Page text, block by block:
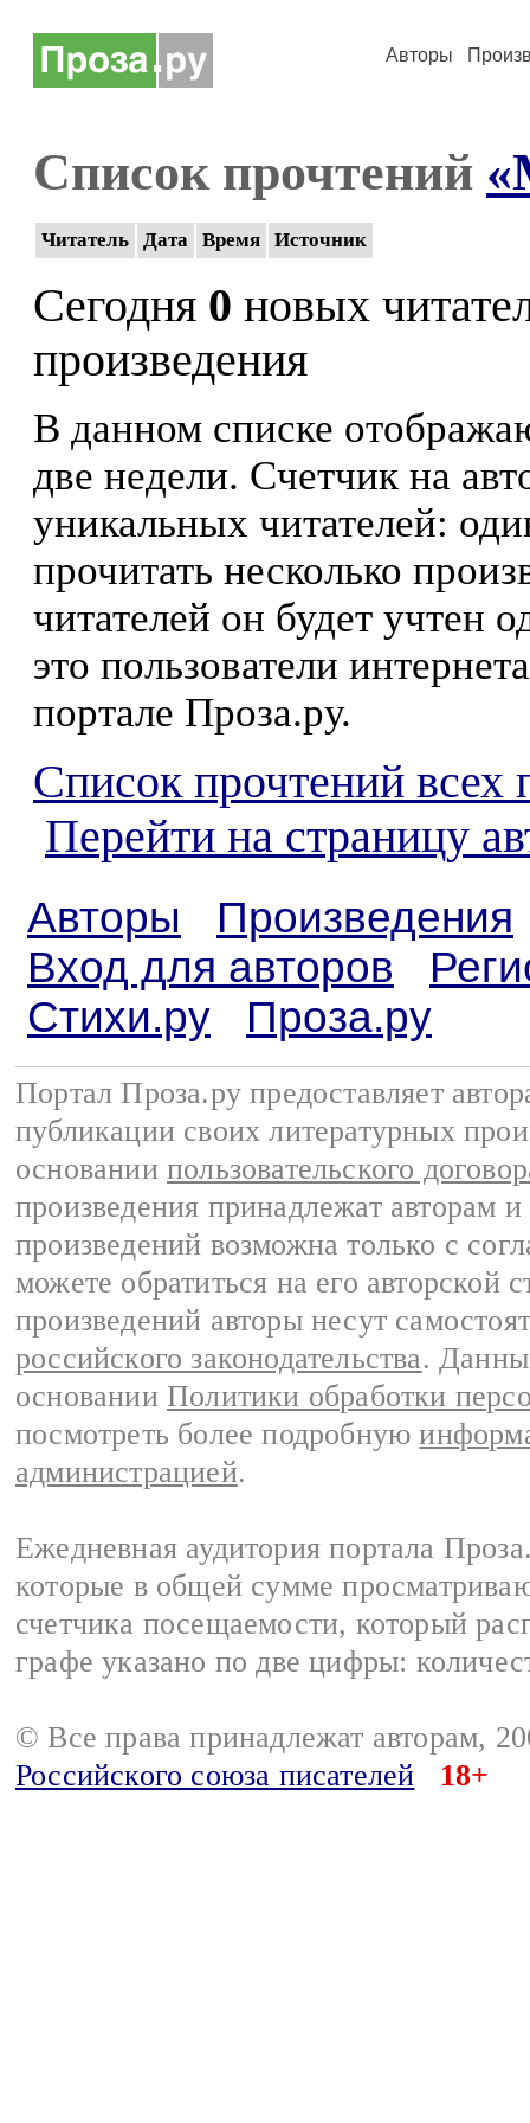
Авторы
Список прочтений
Читатель Дата Время Источник
Сегодня 0 новых
произведения
В данном списке
две недели. Счетчик на
уникальных читателей:
прочитать несколько
читателей он будет учтен
это пользователи
портале Проза.ру.
Список прочтений всех
Перейти на страницу
Авторы
Произведения
Вход для авторов
Стихи.ру
Проза.ру
Портал Проза.ру предоставляет
публикации своих литературных
основании пользовательского
произведения принадлежат авторам
произведений возможна только с
можете обратиться на его авторской
произведений авторы несут
российского законодательства.
основании Политики обработки
посмотреть более подробную
администрацией.
Ежедневная аудитория портала
которые в общей сумме
счетчика посещаемости, который
графе указано по две цифры:
© Все права принадлежат авторам,
Российского союза писателей
18+